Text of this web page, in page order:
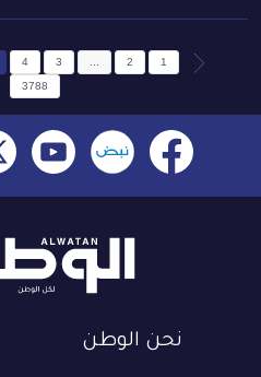
1
2
...
3
4
3788
نحن الوطن